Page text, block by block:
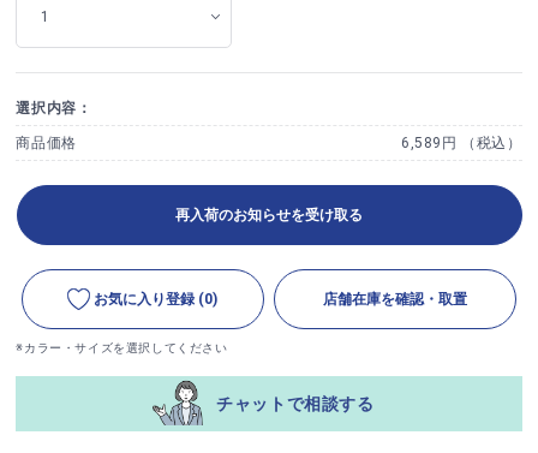
選択内容：
商品価格 6,589円 （税込）
再入荷のお知らせを受け取る
お気に入り登録 (0) 店舗在庫を確認・取置
※カラー・サイズを選択してください
チャットで相談する